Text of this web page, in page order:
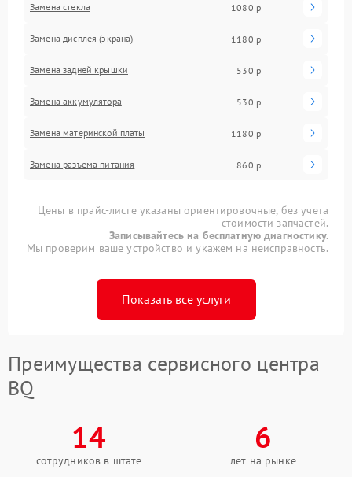
Замена стекла 1080 р
Замена дисплея (экрана) 1180 р
Замена задней крышки 530 р
Замена аккумулятора 530 р
Замена материнской платы 1180 р
Замена разъема питания 860 р
Цены в прайс-листе указаны ориентировочные, без учета
стоимости запчастей.
Записывайтесь на бесплатную диагностику.
Мы проверим ваше устройство и укажем на неисправность.
Показать все услуги
Преимущества сервисного центра
BQ
14
сотрудников в штате
6
лет на рынке